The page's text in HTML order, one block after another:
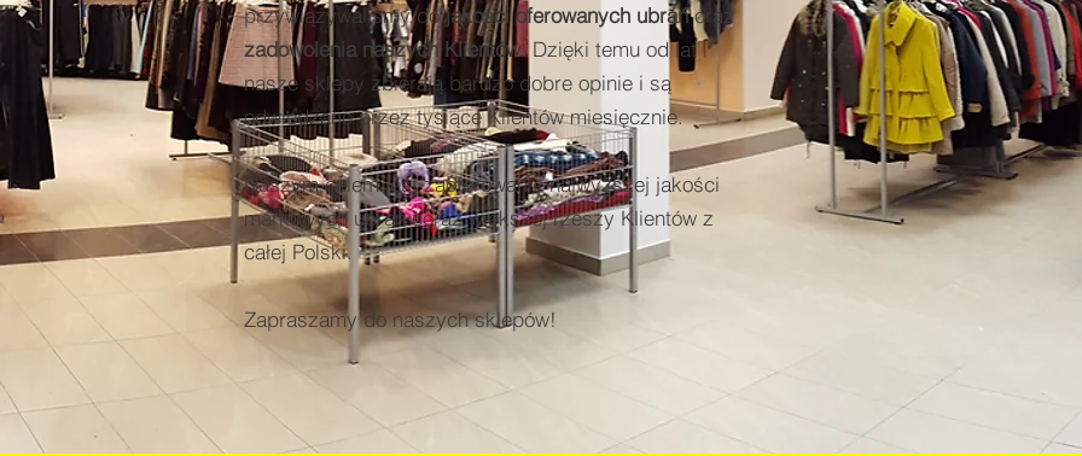
przywiązywaliśmy dojakości oferowanych ubrańoraz
zadowolenia naszych Klientów. Dzięki temu od lat
nasze sklepy zbierają bardzo dobre opinie i są
odwiedzane przez tysiące Klientów miesięcznie.
Naszym celem jest zaoferowanie najwyższej jakości
markowych ubrań coraz większej rzeszy Klientów z
całej Polski.
Zapraszamy do naszych sklepów!